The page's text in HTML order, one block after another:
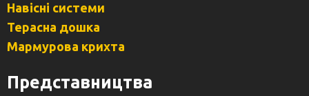
Навісні системи
Терасна дошка
Мармурова крихта
Представництва